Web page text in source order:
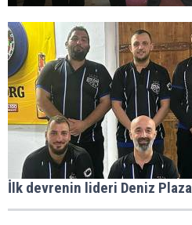
İlk devrenin lideri Deniz Plaza